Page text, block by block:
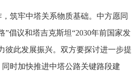
筑牢中塔关系物质基础。中方愿同
”倡议和塔吉克斯坦“2030年前国家发
彼此发展振兴。双方要探讨进一步提
时加快推进中塔公路关键路段建